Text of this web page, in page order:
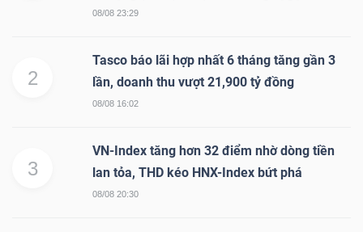
08/08 23:29
2
Tasco báo lãi hợp nhất 6 tháng tăng gần 3
lần, doanh thu vượt 21,900 tỷ đồng
08/08 16:02
3
VN-Index tăng hơn 32 điểm nhờ dòng tiền
lan tỏa, THD kéo HNX-Index bứt phá
08/08 20:30